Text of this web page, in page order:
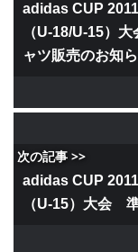
adidas CUP
（U-18/U-15）
ャツ販売のお知
次の記事 >>
adidas CUP
（U-15）大会